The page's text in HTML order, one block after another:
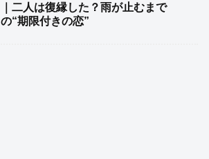
｜二人は復縁した？雨が止むまで
の“期限付きの恋”